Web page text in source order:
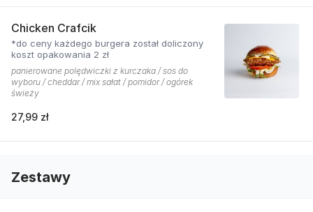
Chicken Crafcik
*do ceny każdego burgera został doliczony
koszt opakowania 2 zł
panierowane polędwiczki z kurczaka / sos do
wyboru / cheddar / mix sałat / pomidor / ogórek
świeży
27,99 zł
Zestawy